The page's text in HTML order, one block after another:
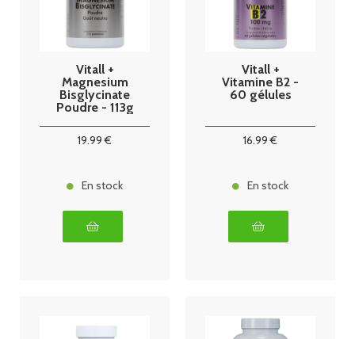
Vitall +
Magnesium
Bisglycinate
Poudre - 113g
19.99 €
En stock
Vitall +
Vitamine B2 -
60 gélules
16.99 €
En stock